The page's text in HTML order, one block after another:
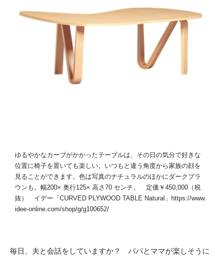
ゆるやかなカーブがかかったテーブルは、その日の気分で好きな
位置に椅子を置いても楽しい。いつもと違う角度から家族の顔を
見ることができます。色は写真のナチュラルのほかにダークブラ
ウンも。幅200× 奥行125× 高さ70 センチ。 定価￥450,000（税
抜） イデー「CURVED PLYWOOD TABLE Natural」https://www.
idee-online.com/shop/g/g100652/
毎日、夫と会話をしていますか？ パパとママが楽しそうに